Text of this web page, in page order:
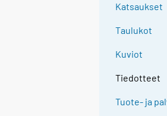
Katsaukset
Taulukot
Kuviot
Tiedotteet
Tuote- ja